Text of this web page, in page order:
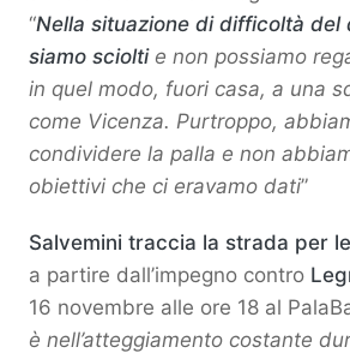
“Nella situazione di difficoltà
siamo sciolti e non possiamo
in quel modo, fuori casa, a una
come Vicenza. Purtroppo,
condividere la palla e non
obiettivi che ci eravamo dati”
Salvemini traccia la strada per
a partire dall’impegno contro
16 novembre alle ore 18 al
è nell’atteggiamento costante